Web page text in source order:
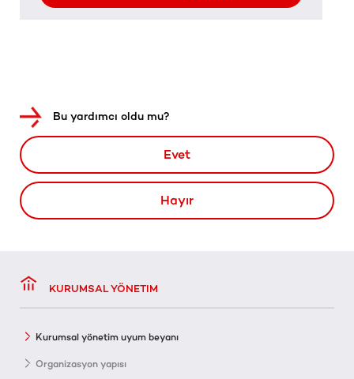
Bu yardımcı oldu mu?
Evet
Hayır
KURUMSAL YÖNETIM
Kurumsal yönetim uyum beyanı
Organizasyon yapısı